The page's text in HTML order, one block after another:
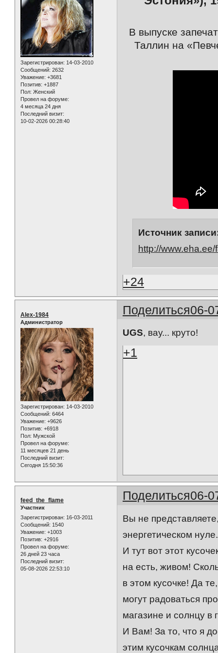
Зарегистрирован: 14-03-2010
Сообщений: 2632
Уважение: +3681
Позитив: +1887
Пол: Женский
Провел на форуме:
4 месяца 24 дня
Последний визит:
10-02-2026 00:28:40
В выпуске
Таллин на
Источник
http://
+24
Поделиться06-
Alex-1984
Администратор
Зарегистрирован: 14-03-2010
Сообщений: 6464
Уважение: +9626
Позитив: +6918
Пол: Мужской
Провел на форуме:
11 месяцев 21 день
Последний визит:
Сегодня 15:50:36
UGS, вау... круто!
+1
Поделиться06-
feed_the_flame
Участник
Зарегистрирован: 16-03-2011
Сообщений: 1540
Уважение: +1003
Позитив: +2916
Провел на форуме:
26 дней 23 часа
Последний визит:
05-08-2026 22:53:10
Вы не
энергетическом
И тут вот этот
на есть, живом!
в этом кусочке! Да
могут радоваться
магазине и солнцу
И Вам! За то, что я
этим кусочкам